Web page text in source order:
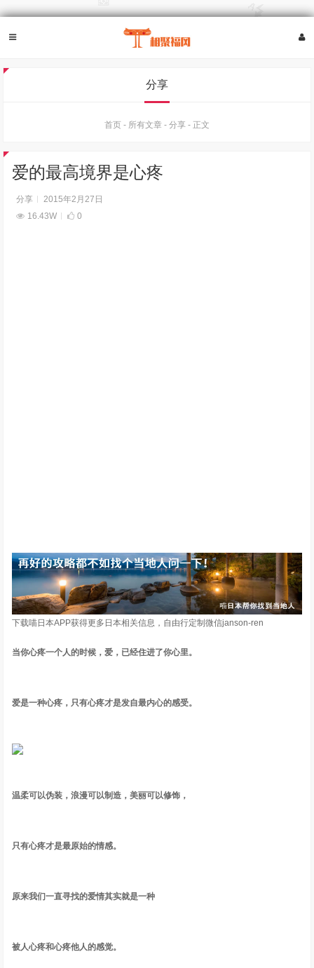
分享
首页 - 所有文章 - 分享 - 正文
爱的最高境界是心疼
分享
2015年2月27日
16.43W
0
下载喵日本APP获得更多日本相关信息，自由行定制微信janson-ren
当你心疼一个人的时候，爱，已经住进了你心里。
爱是一种心疼，只有心疼才是发自最内心的感受。
温柔可以伪装，浪漫可以制造，美丽可以修饰，
只有心疼才是最原始的情感。
原来我们一直寻找的爱情其实就是一种
被人心疼和心疼他人的感觉。